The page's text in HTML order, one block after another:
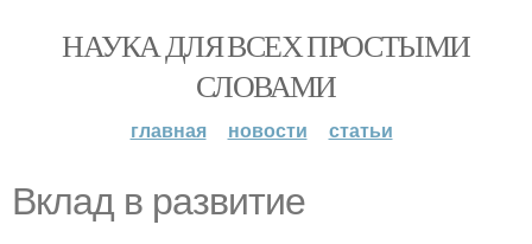
НАУКА ДЛЯ ВСЕХ ПРОСТЫМИ
СЛОВАМИ
главная новости статьи
Вклад в развитие